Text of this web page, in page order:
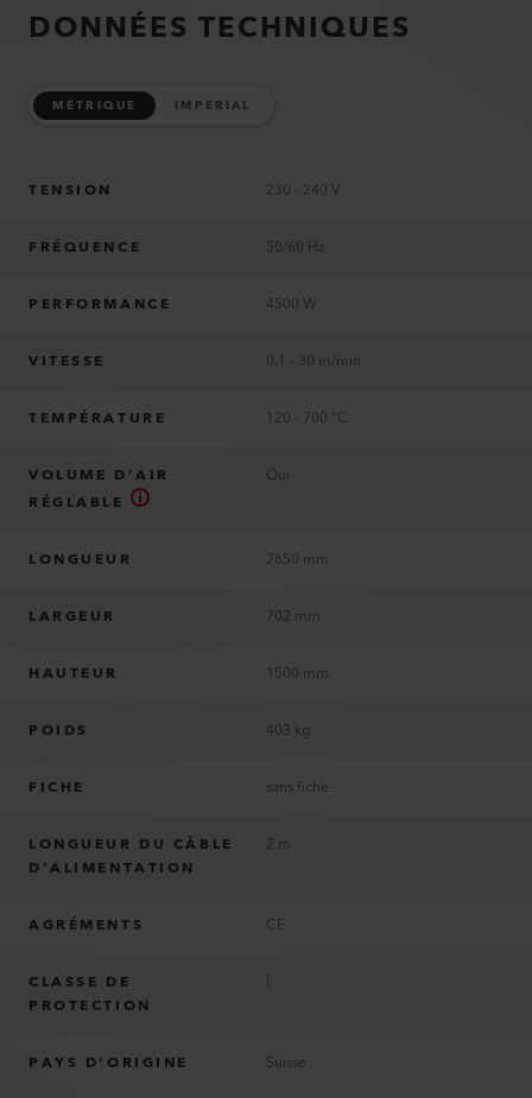
DONNÉES TECHNIQUES
MÉTRIQUE IMPERIAL
TENSION 230 - 240 V
FRÉQUENCE 50/60 Hz
PERFORMANCE 4500 W
VITESSE 0.1 - 30 m/min
TEMPÉRATURE 120 - 700 °C
VOLUME D’AIR
RÉGLABLE
Oui
LONGUEUR 2650 mm
LARGEUR 702 mm
HAUTEUR 1500 mm
POIDS 403 kg
FICHE sans fiche
LONGUEUR DU CÂBLE
D’ALIMENTATION
2 m
AGRÉMENTS CE
CLASSE DE
PROTECTION
I
PAYS D'ORIGINE Suisse